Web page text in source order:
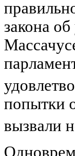
закона
попытки
вызвали